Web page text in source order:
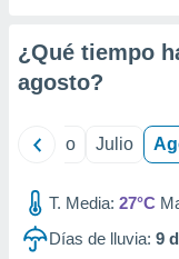
e
mediante
publicidad
publicidad
de
¿Qué tiempo
agosto?
Junio Julio
T. Media: 27°C
Días de lluvia: 9